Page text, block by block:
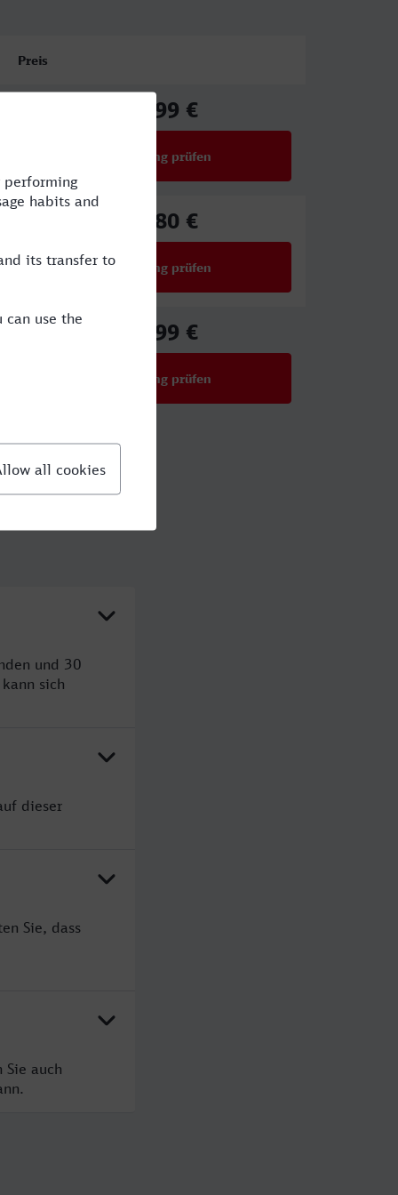
Preis
33,99 €
Verbindung prüfen
25,80 €
Verbindung prüfen
32,99 €
Verbindung prüfen
und 30
sich
dieser
Sie, dass
auch